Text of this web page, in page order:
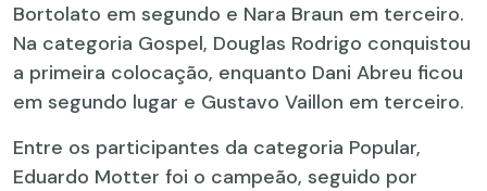
Bortolato em segundo e Nara Braun em terceiro.
Na categoria Gospel, Douglas Rodrigo conquistou
a primeira colocação, enquanto Dani Abreu ficou
em segundo lugar e Gustavo Vaillon em terceiro.
Entre os participantes da categoria Popular,
Eduardo Motter foi o campeão, seguido por